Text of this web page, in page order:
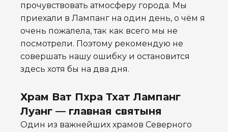
прочувствовать атмосферу города. Мы
приехали в Лампанг на один день, о чём я
очень пожалела, так как всего мы не
посмотрели. Поэтому рекомендую не
совершать нашу ошибку и остановится
здесь хотя бы на два дня.
Храм Ват Пхра Тхат Лампанг
Луанг — главная святыня
Один из важнейших храмов Северного